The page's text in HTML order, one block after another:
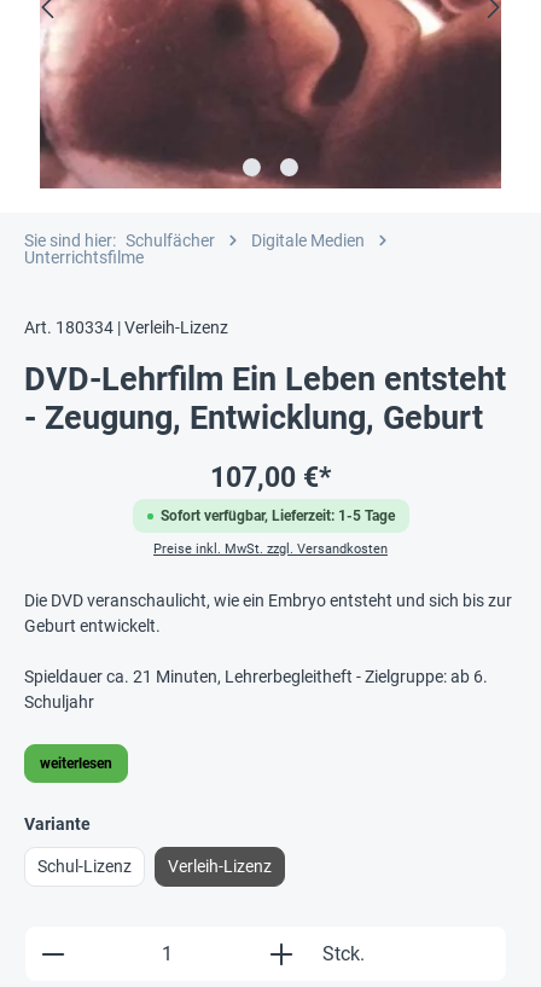
Sie sind hier: Schulfächer
Digitale Medien
Unterrichtsfilme
Art. 180334 | Verleih-Lizenz
DVD-Lehrfilm Ein Leben entsteht
- Zeugung, Entwicklung, Geburt
Sofort verfügbar, Lieferzeit: 1-5 Tage
107,00 €*
Preise inkl. MwSt. zzgl. Versandkosten
Die DVD veranschaulicht, wie ein Embryo entsteht und sich bis zur
Geburt entwickelt.
Spieldauer ca. 21 Minuten, Lehrerbegleitheft - Zielgruppe: ab 6.
Schuljahr
weiterlesen
Variante
Schul-Lizenz Verleih-Lizenz
Produkt Anzahl: Gib den gewünschten
Stck.